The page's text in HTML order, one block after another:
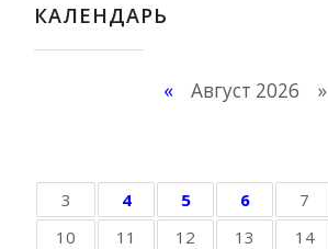
КАЛЕНДАРЬ
« Август 2026 »
3
4 5 6 7
10
11 12 13 14